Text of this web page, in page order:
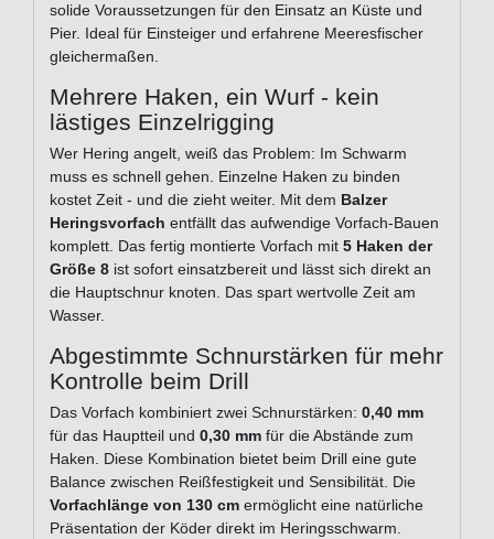
solide Voraussetzungen für den Einsatz an Küste und
Pier. Ideal für Einsteiger und erfahrene Meeresfischer
gleichermaßen.
Mehrere Haken, ein Wurf - kein
lästiges Einzelrigging
Wer Hering angelt, weiß das Problem: Im Schwarm
muss es schnell gehen. Einzelne Haken zu binden
kostet Zeit - und die zieht weiter. Mit dem Balzer
Heringsvorfach entfällt das aufwendige Vorfach-Bauen
komplett. Das fertig montierte Vorfach mit 5 Haken der
Größe 8 ist sofort einsatzbereit und lässt sich direkt an
die Hauptschnur knoten. Das spart wertvolle Zeit am
Wasser.
Abgestimmte Schnurstärken für mehr
Kontrolle beim Drill
Das Vorfach kombiniert zwei Schnurstärken: 0,40 mm
für das Hauptteil und 0,30 mm für die Abstände zum
Haken. Diese Kombination bietet beim Drill eine gute
Balance zwischen Reißfestigkeit und Sensibilität. Die
Vorfachlänge von 130 cm ermöglicht eine natürliche
Präsentation der Köder direkt im Heringsschwarm.